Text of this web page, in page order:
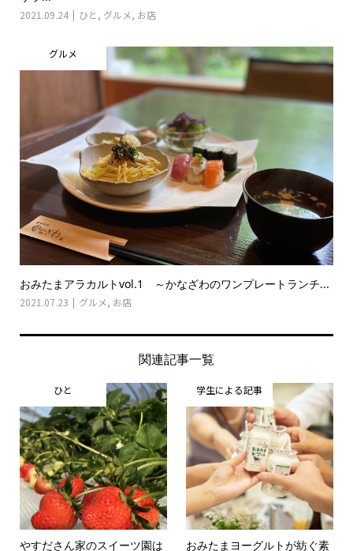
2021.09.24 ひと , グルメ, お店
グルメ
おみたまアラカルトvol.1 ～かなざわのワンプレートランチ...
2021.07.23 グルメ, お店
関連記事一覧
ひと
やすださん家のスイーツ園は
学生による記事
おみたまヨーグルトが紡ぐ素